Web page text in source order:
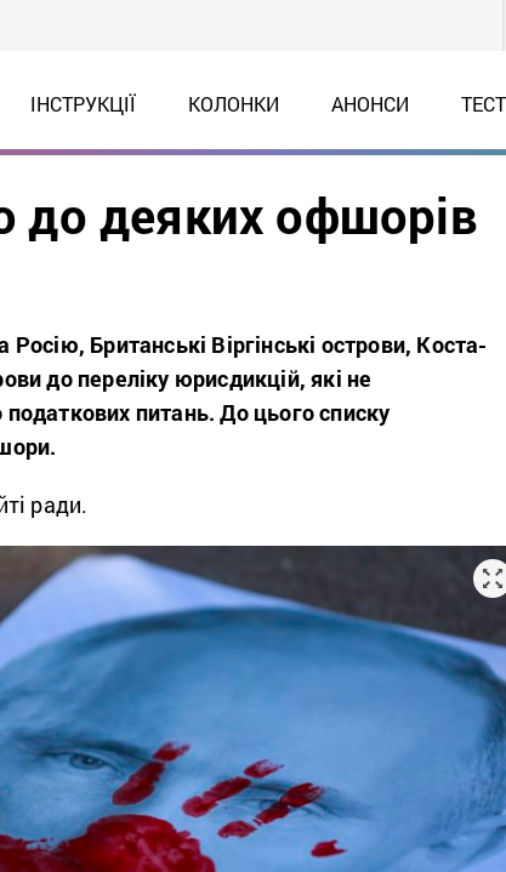
ІНСТРУКЦІЇ КОЛОНКИ АНОНСИ
до деяких офшорів
Британські Віргінські острови, Коста-
до переліку юрисдикцій, які не
питань. До цього списку
ради.